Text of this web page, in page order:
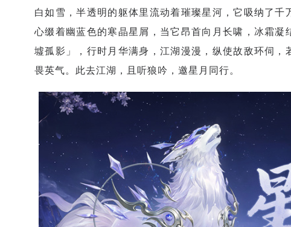
白如雪，半透明的躯体里流动着璀璨星河，它吸纳了
心缀着幽蓝色的寒晶星屑，当它昂首向月长啸，冰霜
墟孤影」，行时月华满身，江湖漫漫，纵使故敌环伺
畏英气。此去江湖，且听狼吟，邀星月同行。